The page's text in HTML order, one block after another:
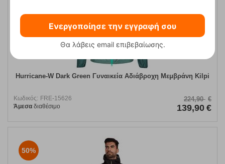
Hurricane-W Dark Green Γυναικεία Αδιάβροχη Μεμβράνη Kilpi
Κωδικός: FRE-15626
Άμεσα διαθέσιμο
224,90 €
139,90 €
50%
Ενεργοποίησε την εγγραφή σου
Θα λάβεις email επιβεβαίωσης.